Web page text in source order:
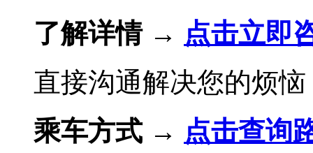
了解详情 → 点击立即
直接沟通解决您的烦恼
乘车方式 → 点击查询